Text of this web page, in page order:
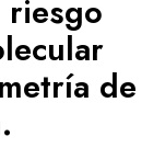
riesgo
de